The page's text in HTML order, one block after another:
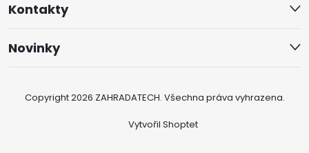
Kontakty
Novinky
Vytvořil Shoptet
Copyright 2026 ZAHRADATECH. Všechna práva vyhrazena.